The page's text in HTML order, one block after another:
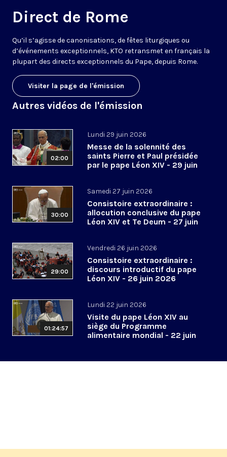
Direct de Rome
Qu’il s’agisse de canonisations, de fêtes liturgiques ou
d’événements exceptionnels, KTO retransmet en français la
plupart des directs exceptionnels du Pape, depuis Rome.
Visiter la page de l'émission
Autres vidéos de l'émission
02:00
Lundi 29 juin 2026
Messe de la solennité des
saints Pierre et Paul présidée
par le pape Léon XIV - 29 juin
30:00
Samedi 27 juin 2026
Consistoire extraordinaire :
allocution conclusive du pape
Léon XIV et Te Deum - 27 juin
29:00
Vendredi 26 juin 2026
Consistoire extraordinaire :
discours introductif du pape
Léon XIV - 26 juin 2026
01:24:57
Lundi 22 juin 2026
Visite du pape Léon XIV au
siège du Programme
alimentaire mondial - 22 juin